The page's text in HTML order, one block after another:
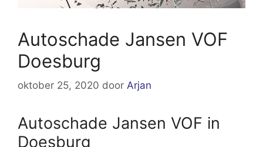
Autoschade Jansen VOF
Doesburg
oktober 25, 2020 door Arjan
Autoschade Jansen VOF in
Doesburg